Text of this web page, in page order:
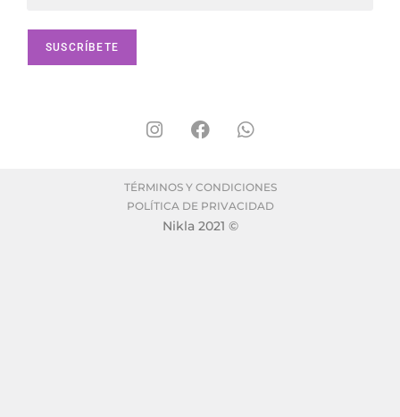
TÉRMINOS Y CONDICIONES
POLÍTICA DE PRIVACIDAD
Nikla 2021 ©